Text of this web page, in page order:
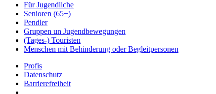
Für Jugendliche
Senioren (65+)
Pendler
Gruppen un Jugendbewegungen
(Tages-) Touristen
Menschen mit Behinderung oder Begleitpersonen
Profis
Datenschutz
Barrierefreiheit